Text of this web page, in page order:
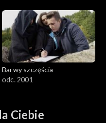
Barwy szczęścia
odc. 2001
Ciebie